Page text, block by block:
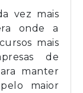
vez mais
onde a
mais
de
manter
maior